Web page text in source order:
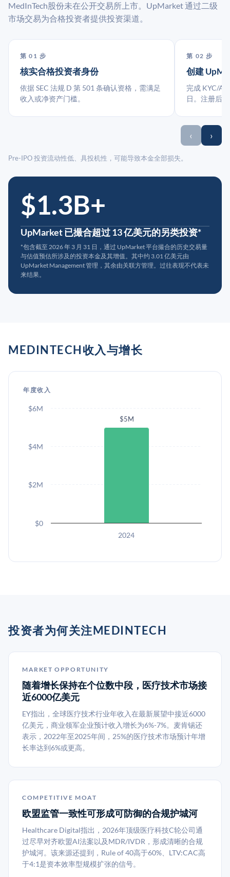
MedInTech股份未在公开交易所上市。UpMarket 通过二级
市场交易为合格投资者提供投资渠道。
第 01 步
核实合格投资者身份
依据 SEC 法规 D 第 501 条确认资格，需满足
收入或净资产门槛。
第 02 步
创建
完成 KYC/
日。注册后
‹ ›
Pre-IPO 投资流动性低、具投机性，可能导致本金全部损失。
$1.3B+
UpMarket 已撮合超过 13 亿美元的另类投资*
*包含截至 2026 年 3 月 31 日，通过 UpMarket 平台撮合的历史交易量
与估值预估所涉及的投资本金及其增值。其中约 3.01 亿美元由
UpMarket Management 管理，其余由关联方管理。过往表现不代表未
来结果。
MEDINTECH收入与增长
年度收入
$5M
2024
$0
$2M
$4M
$6M
投资者为何关注MEDINTECH
MARKET OPPORTUNITY
随着增长保持在个位数中段，医疗技术市场接
近6000亿美元
EY指出，全球医疗技术行业年收入在最新展望中接近6000
亿美元，商业领军企业预计收入增长为6%-7%。麦肯锡还
表示，2022年至2025年间，25%的医疗技术市场预计年增
长率达到6%或更高。
COMPETITIVE MOAT
欧盟监管一致性可形成可防御的合规护城河
Healthcare Digital指出，2026年顶级医疗科技C轮公司通
过尽早对齐欧盟AI法案以及MDR/IVDR，形成清晰的合规
护城河。该来源还提到，Rule of 40高于60%、LTV:CAC高
于4:1是资本效率型规模扩张的信号。